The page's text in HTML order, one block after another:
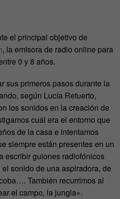
el principal objetivo de
, la emisora de radio online para
0 y 8 años.
sus primeros pasos durante la
según Lucía Retuerto,
los sonidos en la creación de
cuál era el entorno que
de la casa e intentamos
siempre están presentes en un
escribir guiones radiofónicos
sonido de una aspiradora, de
También recurrimos al
el campo, la jungla».